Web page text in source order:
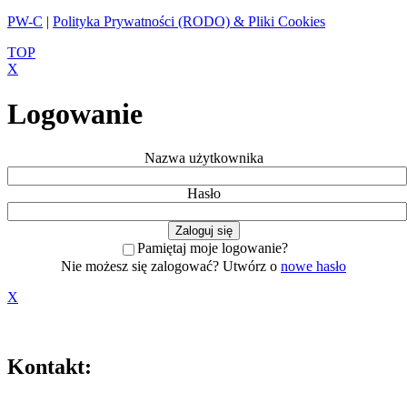
PW-C | Polityka Prywatności (RODO) & Pliki Cookies
TOP
X
Logowanie
Nazwa użytkownika
Hasło
Pamiętaj moje logowanie?
Nie możesz się zalogować? Utwórz o nowe hasło
X
Kontakt: